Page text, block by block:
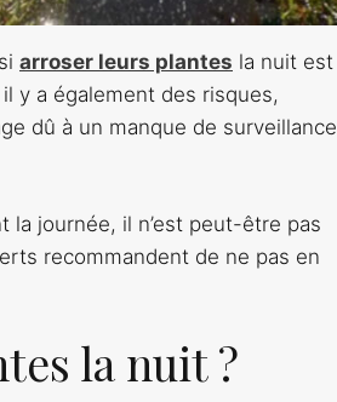
arroser leurs plantes la nuit est
y a également des risques,
dû à un manque de surveillance
la journée, il n’est peut-être pas
recommandent de ne pas en
la nuit ?